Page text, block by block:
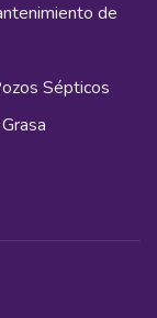
de
Sépticos